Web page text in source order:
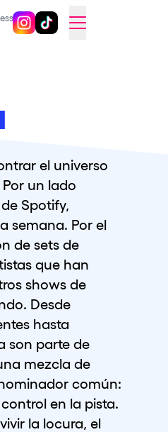
Sigue @elrowofficial en
Sigue @elrowofficial en
SWITCH TO ENGLISH
2026
nosotros?
el universo
un lado
Spotify,
semana. Por el
de sets de
que han
shows de
Desde
hasta
son parte de
mezcla de
común:
en la pista.
la locura, el